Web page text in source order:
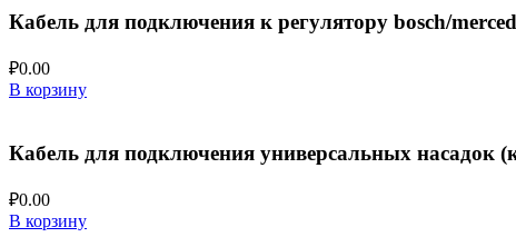
Кабель для подключения к регулятору bosch/
₽0.00
В корзину
Кабель для подключения универсальных насадок
₽0.00
В корзину